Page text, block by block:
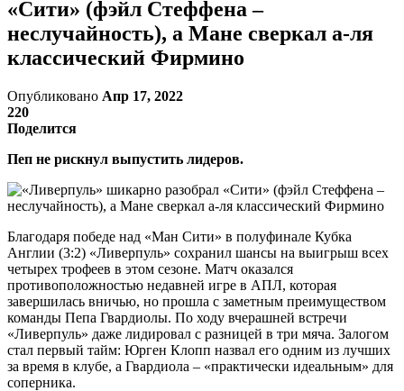
«Сити» (фэйл Стеффена –
неслучайность), а Мане сверкал а-ля
классический Фирмино
Опубликовано Апр 17, 2022
220
Поделится
Пеп не рискнул выпустить лидеров.
Благодаря победе над «Ман Сити» в полуфинале Кубка
Англии (3:2) «Ливерпуль» сохранил шансы на выигрыш всех
четырех трофеев в этом сезоне. Матч оказался
противоположностью недавней игре в АПЛ, которая
завершилась вничью, но прошла с заметным преимуществом
команды Пепа Гвардиолы. По ходу вчерашней встречи
«Ливерпуль» даже лидировал с разницей в три мяча. Залогом
стал первый тайм: Юрген Клопп назвал его одним из лучших
за время в клубе, а Гвардиола – «практически идеальным» для
соперника.